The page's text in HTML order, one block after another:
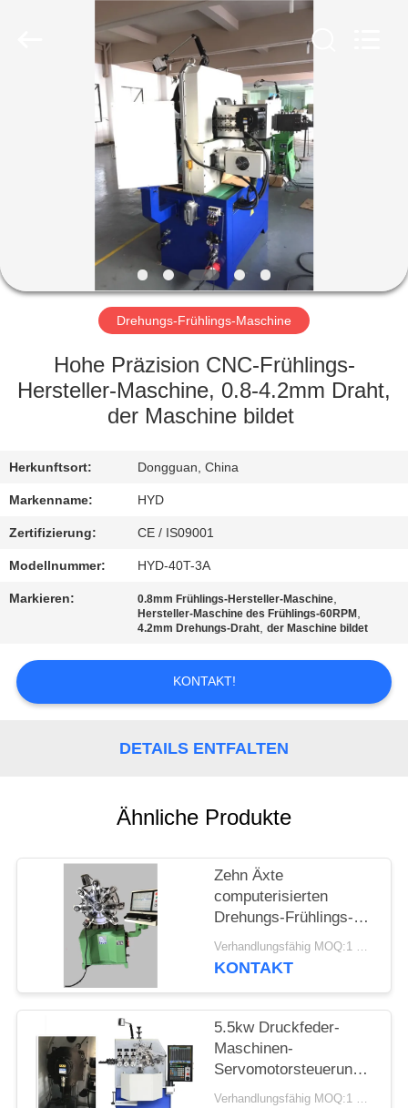
PRODUKTE
FABRIK-
AUSFLUG
QUALITÄTSKONTROLLE
SIE
MIT
UNS
IN
VERBINDUNG
FORDERN
PRIVACY
POLICY
Drehungs-Frühlings-Maschine
Hohe Präzision CNC-Frühlings-
Hersteller-Maschine, 0.8-4.2mm Draht,
der Maschine bildet
Herkunftsort: Dongguan, China
Markenname: HYD
Zertifizierung: CE / IS09001
Modellnummer: HYD-40T-3A
Markieren: 0.8mm Frühlings-Hersteller-Maschine,
Hersteller-Maschine des Frühlings-60RPM ,
4.2mm Drehungs-Draht,der Maschine bildet
KONTAKT!
DETAILS ENTFALTEN
Ähnliche Produkte
Zehn Äxte
computerisierten
Drehungs-Frühlings-
Maschine, CNC-
Frühling, der Maschine
Verhandlungsfähig MOQ:1 Satz
KONTAKT
5.5kw Druckfeder-
Maschinen-
Servomotorsteuerung
für Draht-Größe 4.0mm
Verhandlungsfähig MOQ:1 Satz